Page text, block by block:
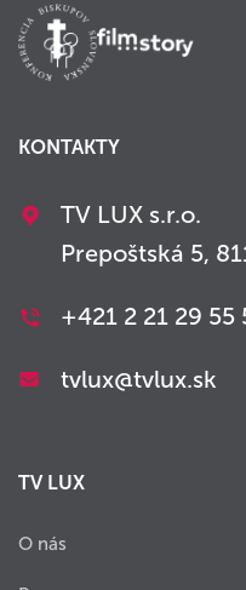
KONTAKTY
TV LUX s.r.o.
Prepoštská 5,
+421 2 21 29 55
tvlux@tvlux.sk
TV LUX
O nás